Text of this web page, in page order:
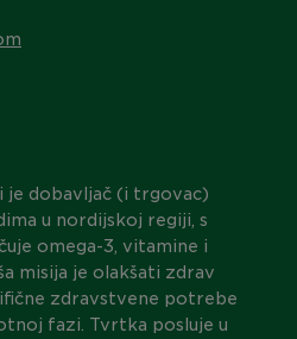
je dobavljač (i trgovac)
u nordijskoj regiji, s
omega-3, vitamine i
misija je olakšati zdrav
zdravstvene potrebe
fazi. Tvrtka posluje u